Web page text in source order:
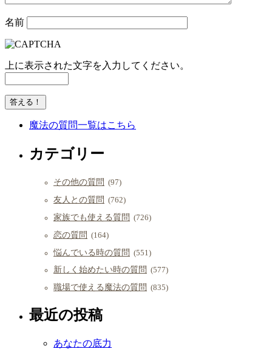
名前
上に表示された文字を入力してください。
魔法の質問一覧はこちら
カテゴリー
その他の質問 (97)
友人との質問 (762)
家族でも使える質問 (726)
恋の質問 (164)
悩んでいる時の質問 (551)
新しく始めたい時の質問 (577)
職場で使える魔法の質問 (835)
最近の投稿
あなたの底力